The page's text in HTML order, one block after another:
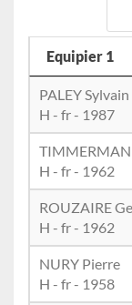
Equipier 1
PALEY Sylvain
H - fr - 1987
H - fr - 1962
ROUZAIRE
H - fr - 1962
NURY Pierre
H - fr - 1958